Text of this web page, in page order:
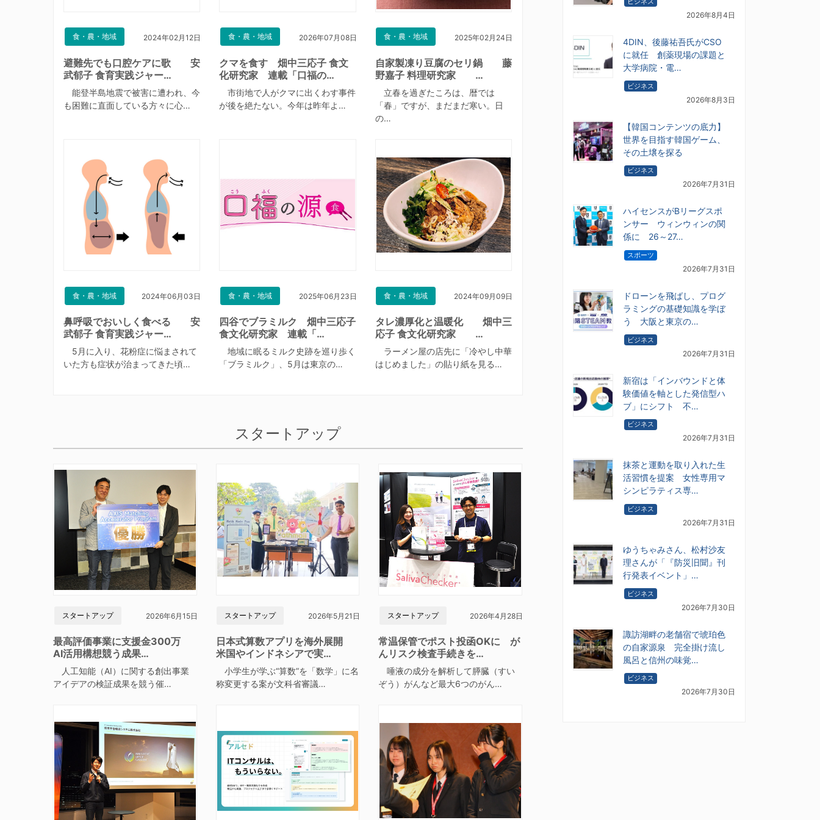
食・農・地域 2024年02月12日
避難先でも口腔ケアに歌 安
武郁子 食育実践ジャー…
能登半島地震で被害に遭われ、今
も困難に直面している方々に心…
食・農・地域 2026年07月08日
クマを食す 畑中三応子 食文
化研究家 連載「口福の…
市街地で人がクマに出くわす事件
が後を絶たない。今年は昨年よ…
食・農・地域 2025年02月24日
自家製凍り豆腐のセリ鍋 藤
野嘉子 料理研究家 …
立春を過ぎたころは、暦では
「春」ですが、まだまだ寒い。日
の…
食・農・地域 2024年06月03日
鼻呼吸でおいしく食べる 安
武郁子 食育実践ジャー…
5月に入り、花粉症に悩まされて
いた方も症状が治まってきた頃…
食・農・地域 2025年06月23日
四谷でブラミルク 畑中三応子
食文化研究家 連載「…
地域に眠るミルク史跡を巡り歩く
「ブラミルク」、5月は東京の…
食・農・地域 2024年09月09日
タレ濃厚化と温暖化 畑中三
応子 食文化研究家 …
ラーメン屋の店先に「冷やし中華
はじめました」の貼り紙を見る…
スタートアップ
スタートアップ 2026年6月15日
最高評価事業に支援金300万
AI活用構想競う成果…
人工知能（AI）に関する創出事業
アイデアの検証成果を競う催…
スタートアップ 2026年5月21日
日本式算数アプリを海外展開
米国やインドネシアで実…
小学生が学ぶ“算数”を「数学」に名
称変更する案が文科省審議…
スタートアップ 2026年4月28日
常温保管でポスト投函OKに が
んリスク検査手続きを…
唾液の成分を解析して膵臓（すい
ぞう）がんなど最大6つのがん…
2026年8月4日
4DIN、後藤祐吾氏がCSO
に就任 創薬現場の課題と
大学病院・電…
ビジネス
2026年8月3日
【韓国コンテンツの底力】
世界を目指す韓国ゲーム、
その土壌を探る
ビジネス
2026年7月31日
ハイセンスがBリーグスポ
ンサー ウィンウィンの関
係に 26～27…
スポーツ
2026年7月31日
ドローンを飛ばし、プログ
ラミングの基礎知識を学ぼ
う 大阪と東京の…
ビジネス
2026年7月31日
新宿は「インバウンドと体
験価値を軸とした発信型ハ
ブ」にシフト 不…
ビジネス
2026年7月31日
抹茶と運動を取り入れた生
活習慣を提案 女性専用マ
シンピラティス専…
ビジネス
2026年7月31日
ゆうちゃみさん、松村沙友
理さんが「『防災旧聞』刊
行発表イベント」…
ビジネス
2026年7月30日
諏訪湖畔の老舗宿で琥珀色
の自家源泉 完全掛け流し
風呂と信州の味覚…
ビジネス
2026年7月30日